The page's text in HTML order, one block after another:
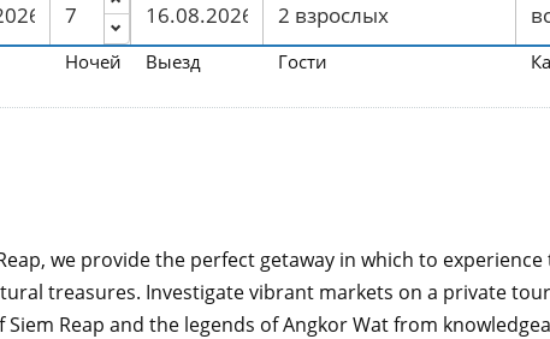
Ночей Выезд Гости
we provide the perfect getaway in which to
treasures. Investigate vibrant markets on a private
Reap and the legends of Angkor Wat from